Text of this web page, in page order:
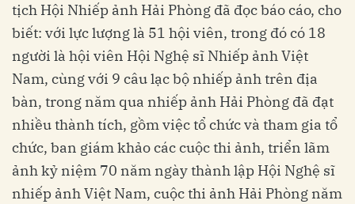
tịch Hội Nhiếp ảnh Hải Phòng đã đọc báo cáo, cho
biết: với lực lượng là 51 hội viên, trong đó có 18
người là hội viên Hội Nghệ sĩ Nhiếp ảnh Việt
Nam, cùng với 9 câu lạc bộ nhiếp ảnh trên địa
bàn, trong năm qua nhiếp ảnh Hải Phòng đã đạt
nhiều thành tích, gồm việc tổ chức và tham gia tổ
chức, ban giám khảo các cuộc thi ảnh, triển lãm
ảnh kỷ niệm 70 năm ngày thành lập Hội Nghệ sĩ
nhiếp ảnh Việt Nam, cuộc thi ảnh Hải Phòng năm